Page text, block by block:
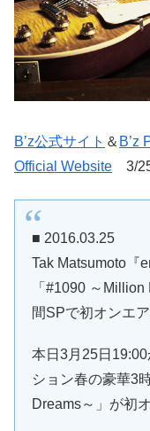
B’z公式サイト ＆ B’z
Official Website 3/
■ 2016.03.25
Tak Matsumoto『
「#1090 ～
間SPで初オンエ
本日3月25日
ション春の豪華3
Dreams～」が初